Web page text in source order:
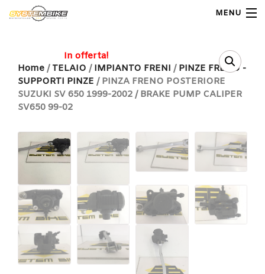
MENU
Home
Shop Moto
Shop Ricambi
Note Generali
Carrello
Contatti
Home / TELAIO / IMPIANTO FRENI / PINZE FRENO -
SUPPORTI PINZE / PINZA FRENO POSTERIORE
SUZUKI SV 650 1999-2002 / BRAKE PUMP CALIPER
SV650 99-02
In offerta!